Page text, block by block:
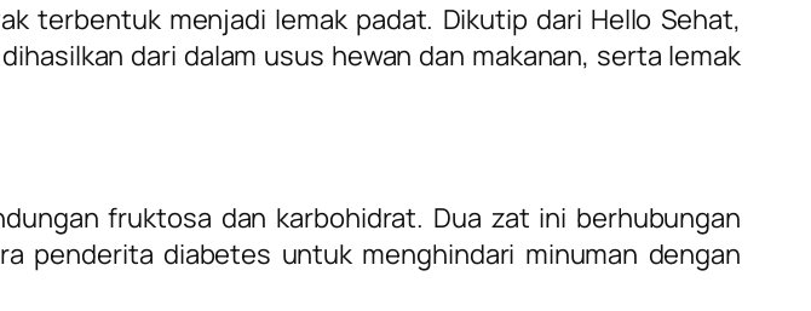
terbentuk menjadi lemak padat. Dikutip dari Hello Sehat,
dari dalam usus hewan dan makanan, serta lemak
fruktosa dan karbohidrat. Dua zat ini berhubungan
penderita diabetes untuk menghindari minuman dengan